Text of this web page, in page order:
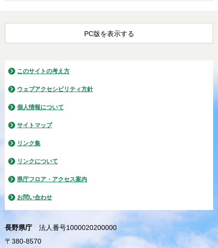
PC版を表示する
このサイトの考え方
ウェブアクセシビリティ方針
個人情報について
サイトマップ
リンク集
リンクについて
県庁フロア・アクセス案内
お問い合わせ
長野県庁
法人番号1000020200000
〒380-8570